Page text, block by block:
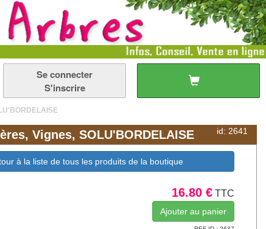
Se connecter
S'inscrire
id: 2641
Vignes, SOLU'BORDELAISE
à la liste de tous les produits de la boutique
16.80 €TTC